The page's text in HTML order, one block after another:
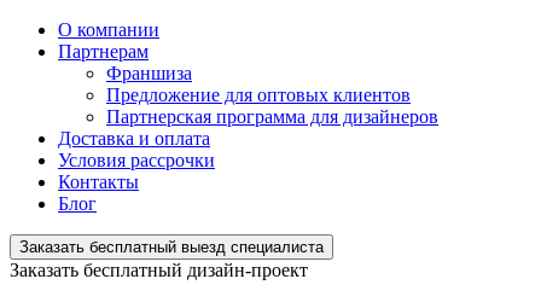
О компании
Партнерам
Франшиза
Предложение для оптовых клиентов
Партнерская программа для дизайнеров
Доставка и оплата
Условия рассрочки
Контакты
Блог
Заказать бесплатный выезд специалиста
Заказать бесплатный дизайн-проект